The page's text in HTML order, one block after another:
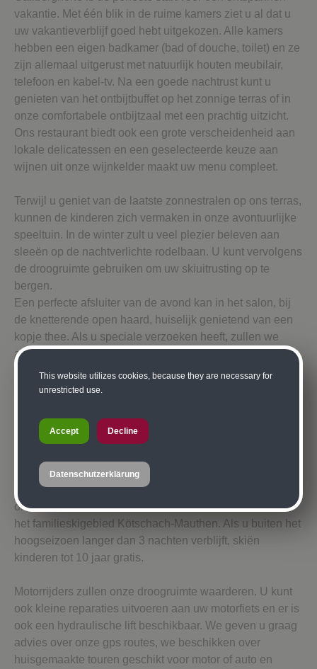
vakantie. Met één blik in de ruime kamers ziet u al dat u
uw vakantieverblijf goed hebt uitgekozen. Alle kamers
hebben een eigen badkamer (bad of douche, toilet) en ze
zijn allemaal uitgerust met natuurlijk houten meubilair,
telefoon en kabel-tv. Na een goede nachtrust kunt u
genieten van het ontbijtbuffet op het zonnige terras of in
onze comfortabele ontbijtzaal met een prachtig uitzicht.
Ons restaurant biedt ook een grote verscheidenheid aan
lokale delicatessen en een geselecteerde keuze aan
wijnen uit onze wijnkelder maakt uw menu compleet.
Terwijl u geniet van de laatste zonnestralen op ons terras,
kunnen de kinderen zich vermaken in onze avontuurlijke
speeltuin. In de winter zult u veel plezier beleven aan
sleeën op de nachtverlichte rodelbaan. U kunt vervolgens
de droogruimte gebruiken om uw skiuitrusting op te
bergen.
Een perfecte afsluiter van de avond kan in het salon, bij
de knetterende open haard, huiselijk genietend van een
kopje thee. Als u speciale verzoeken heeft, zullen we
altijd ons best doen om uw wensen te vervullen. U zult
zeker genieten van uw vakantie als gast van de familie
Buzzi.
Ons hotel is ook ideaal gelegen voor allerlei
buitensporten, zoals wandelen, mountainbiken, joggen,
Aquarena Kötschach-Mauthen, met binnen- en
buitenzwembaden, ligt op slechts tien minuten rijden van
ons hotel. Met de auto bent u ook binnen tien minuten in
het familieskigebied Kötschach-Mauthen. Als u buiten het
hoogseizoen langer dan 3 nachten verblijft, skiën
kinderen tot 10 jaar gratis.
Motorrijders zullen onze droogruimte waarderen. U kunt
ook kleine reparaties uitvoeren aan uw motorfiets en er is
ook een hydraulische lift beschikbaar. We geven u graag
advies over onze gps routes, we beschikken over
huisgemaakte touren geschikt voor motor of auto en
This website utilizes cookies, because they are necessary for
unrestricted use.
Accept Decline
Datenschutzerklärung